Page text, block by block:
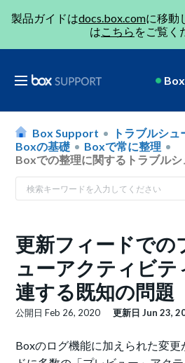
製品ガイドはdocs.box.comに移動
はこちら をご覧く
Box Support
トラブルシ
Boxの基礎
Boxで常に整理
Boxでの整理に関するトラブル
更新フィードでの
ューアクティビテ
連する既知の問題
公開日Feb 26, 2020 更新日Jun 23,
Boxのログ機能に加えられた変